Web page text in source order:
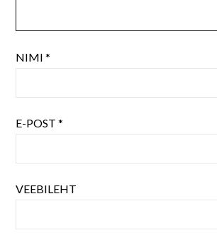
NIMI*
E-POST*
VEEBILEHT